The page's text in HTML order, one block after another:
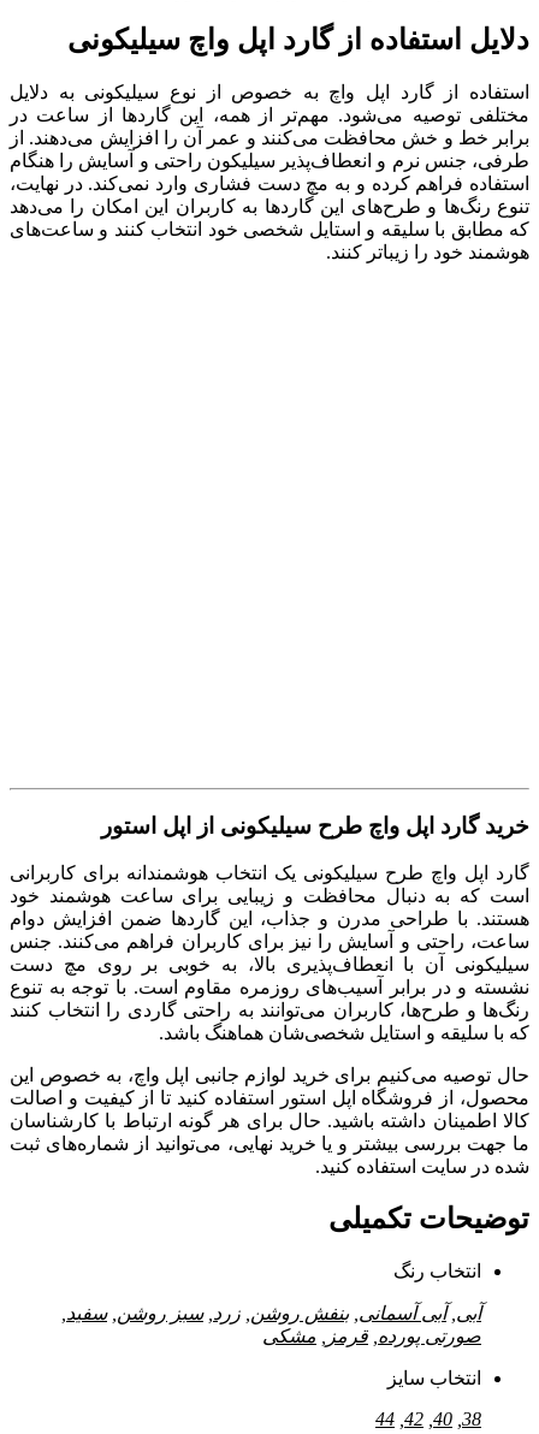
دلایل استفاده از گارد اپل واچ سیلیکونی
استفاده از گارد اپل واچ به خصوص از نوع سیلیکونی به دلایل
مختلفی توصیه می‌شود. مهم‌تر از همه، این گاردها از ساعت در
برابر خط و خش محافظت می‌کنند و عمر آن را افزایش می‌دهند. از
طرفی، جنس نرم و انعطاف‌پذیر سیلیکون راحتی و آسایش را هنگام
استفاده فراهم کرده و به مچ دست فشاری وارد نمی‌کند. در نهایت،
تنوع رنگ‌ها و طرح‌های این گاردها به کاربران این امکان را می‌دهد
که مطابق با سلیقه و استایل شخصی خود انتخاب کنند و ساعت‌های
هوشمند خود را زیباتر کنند.
خرید گارد اپل واچ طرح سیلیکونی از اپل استور
گارد اپل واچ طرح سیلیکونی یک انتخاب هوشمندانه برای کاربرانی
است که به دنبال محافظت و زیبایی برای ساعت هوشمند خود
هستند. با طراحی مدرن و جذاب، این گاردها ضمن افزایش دوام
ساعت، راحتی و آسایش را نیز برای کاربران فراهم می‌کنند. جنس
سیلیکونی آن با انعطاف‌پذیری بالا، به خوبی بر روی مچ دست
نشسته و در برابر آسیب‌های روزمره مقاوم است. با توجه به تنوع
رنگ‌ها و طرح‌ها، کاربران می‌توانند به راحتی گاردی را انتخاب کنند
که با سلیقه و استایل شخصی‌شان هماهنگ باشد.
حال توصیه می‌کنیم برای خرید لوازم جانبی اپل واچ، به خصوص این
محصول، از فروشگاه اپل استور استفاده کنید تا از کیفیت و اصالت
کالا اطمینان داشته باشید. حال برای هر گونه ارتباط با کارشناسان
ما جهت بررسی بیشتر و یا خرید نهایی، می‌توانید از شماره‌های ثبت
شده در سایت استفاده کنید.
توضیحات تکمیلی
انتخاب رنگ
آبی ,آبی آسمانی ,بنفش روشن زرد ,سبز روشن ,سفید
صورتی پورده قرمز مشکی
انتخاب سایز
38
40
42
44